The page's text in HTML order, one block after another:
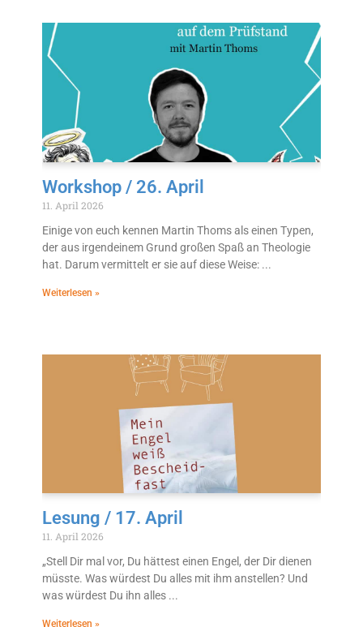
Workshop / 26. April
11. April 2026
Einige von euch kennen Martin Thoms als einen Typen,
der aus irgendeinem Grund großen Spaß an Theologie
hat. Darum vermittelt er sie auf diese Weise:
Weiterlesen »
Lesung / 17. April
11. April 2026
„Stell Dir mal vor, Du hättest einen Engel, der Dir dienen
müsste. Was würdest Du alles mit ihm anstellen? Und
was würdest Du ihn alles
Weiterlesen »